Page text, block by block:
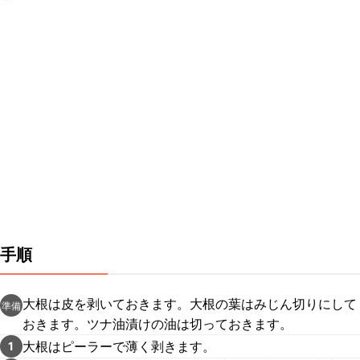
手順
準備 大根は皮を剥いておきます。大根の葉はみじん切りにして
おきます。ツナ油漬けの油は切っておきます。
1 大根はピーラーで薄く剥きます。